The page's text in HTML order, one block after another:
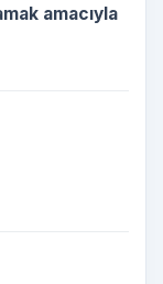
amacıyla